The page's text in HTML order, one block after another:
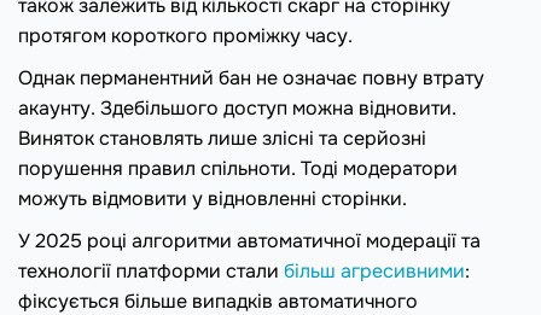
також залежить від кількості скарг на сторінку
протягом короткого проміжку часу.
Однак перманентний бан не означає повну втрату
акаунту. Здебільшого доступ можна відновити.
Виняток становлять лише злісні та серйозні
порушення правил спільноти. Тоді модератори
можуть відмовити у відновленні сторінки.
У 2025 році алгоритми автоматичної модерації та
технології платформи стали більш агресивними:
фіксується більше випадків автоматичного